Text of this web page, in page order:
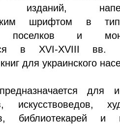
изданий,
шрифтом в
поселков и
в XVI-XVIII вв.
для украинского
для
искусствоведов,
библиотекарей и